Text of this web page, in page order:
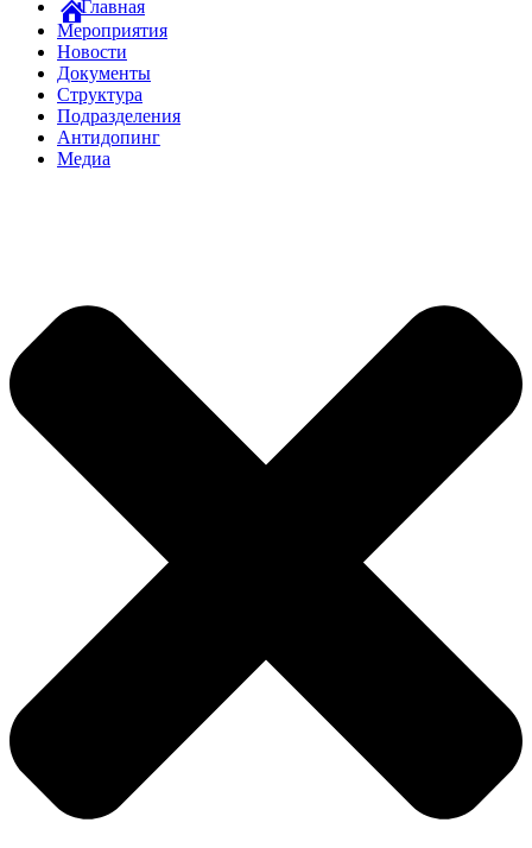
Главная
Мероприятия
Новости
Документы
Структура
Подразделения
Антидопинг
Медиа